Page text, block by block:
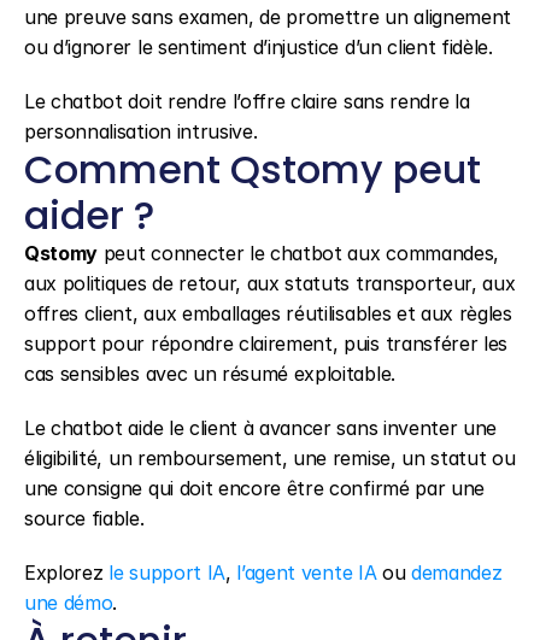
une preuve sans examen, de promettre un alignement
ou d’ignorer le sentiment d’injustice d’un client fidèle.
Le chatbot doit rendre l’offre claire sans rendre la
personnalisation intrusive.
Comment Qstomy peut
aider ?
Qstomy peut connecter le chatbot aux commandes,
aux politiques de retour, aux statuts transporteur, aux
offres client, aux emballages réutilisables et aux règles
support pour répondre clairement, puis transférer les
cas sensibles avec un résumé exploitable.
Le chatbot aide le client à avancer sans inventer une
éligibilité, un remboursement, une remise, un statut ou
une consigne qui doit encore être confirmé par une
source fiable.
Explorez le support IA, l’agent vente IA ou demandez
une démo.